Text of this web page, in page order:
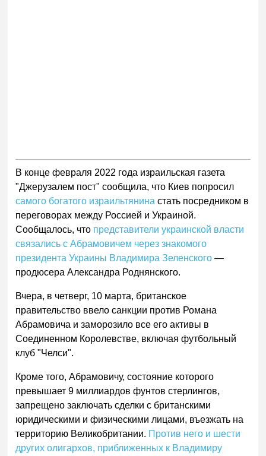
В конце февраля 2022 года израильская газета
"Джерузалем пост" сообщила, что Киев попросил
самого богатого израильтянина стать посредником в
переговорах между Россией и Украиной.
Сообщалось, что представители украинской власти
связались с Абрамовичем через знакомого
президента Украины Владимира Зеленского —
продюсера Александра Роднянского.
Вчера, в четверг, 10 марта, британское
правительство ввело санкции против Романа
Абрамовича и заморозило все его активы в
Соединенном Королевстве, включая футбольный
клуб "Челси".
Кроме того, Абрамовичу, состояние которого
превышает 9 миллиардов фунтов стерлингов,
запрещено заключать сделки с британскими
юридическими и физическими лицами, въезжать на
территорию Великобритании. Против него и шести
других олигархов, приближенных к Владимиру